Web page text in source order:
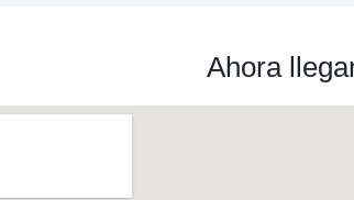
Ahora